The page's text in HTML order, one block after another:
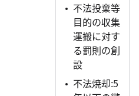
不法投棄等
目的の収集
運搬に対す
る罰則の創
設
不法焼却:5